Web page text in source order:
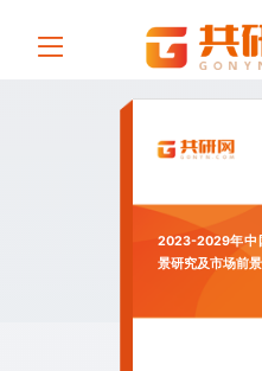
2023-2029年中
景研究及市场前